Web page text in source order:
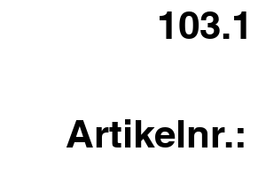
103.1
Artikelnr.: